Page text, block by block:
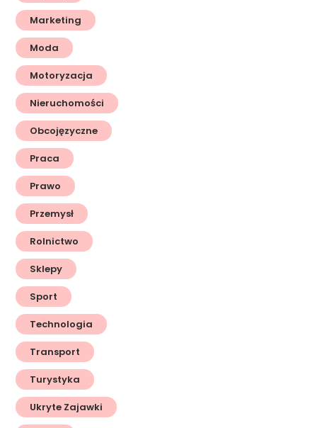
Marketing
Moda
Motoryzacja
Nieruchomości
Obcojęzyczne
Praca
Prawo
Przemysł
Rolnictwo
Sklepy
Sport
Technologia
Transport
Turystyka
Ukryte Zajawki